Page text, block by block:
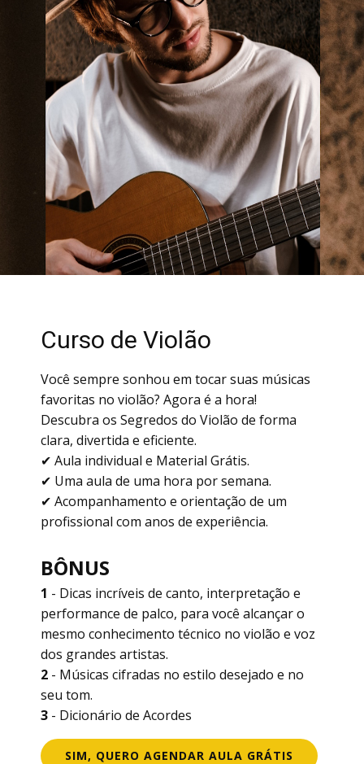
Curso de Violão
Você sempre sonhou em tocar suas músicas
favoritas no violão? Agora é a hora!
Descubra os Segredos do Violão de forma
clara, divertida e eficiente.
✔ Aula individual e Material Grátis.
✔ Uma aula de uma hora por semana.
✔ Acompanhamento e orientação de um
profissional com anos de experiência.
BÔNUS
1 - Dicas incríveis de canto, interpretação e
performance de palco, para você alcançar o
mesmo conhecimento técnico no violão e voz
dos grandes artistas.
2 - Músicas cifradas no estilo desejado e no
seu tom.
3 - Dicionário de Acordes
SIM, QUERO AGENDAR AULA GRÁTIS